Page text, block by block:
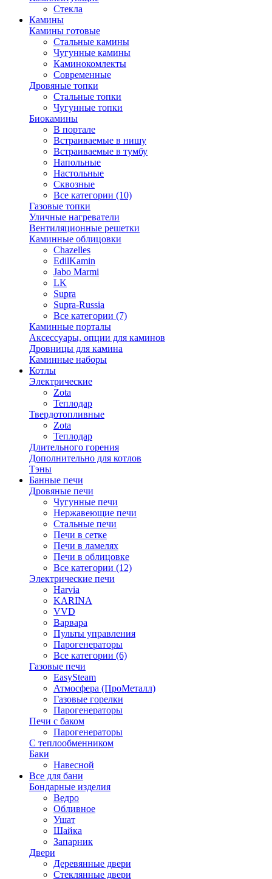
Стекла
Камины
Камины готовые
Стальные камины
Чугунные камины
Каминокомлекты
Современные
Дровяные топки
Стальные топки
Чугунные топки
Биокамины
В портале
Встраиваемые в нишу
Встраиваемые в тумбу
Напольные
Настольные
Сквозные
Все категории (10)
Газовые топки
Уличные нагреватели
Вентиляционные решетки
Каминные облицовки
Chazelles
EdilKamin
Jabo Marmi
LK
Supra
Supra-Russia
Все категории (7)
Каминные порталы
Аксессуары, опции для каминов
Дровницы для камина
Каминные наборы
Котлы
Электрические
Zota
Теплодар
Твердотопливные
Zota
Теплодар
Длительного горения
Дополнительно для котлов
Тэны
Банные печи
Дровяные печи
Чугунные печи
Нержавеющие печи
Стальные печи
Печи в сетке
Печи в ламелях
Печи в облицовке
Все категории (12)
Электрические печи
Harvia
KARINA
VVD
Варвара
Пульты управления
Парогенераторы
Все категории (6)
Газовые печи
EasySteam
Атмосфера (ПроМеталл)
Газовые горелки
Парогенераторы
Печи с баком
Парогенераторы
С теплообменником
Баки
Навесной
Все для бани
Бондарные изделия
Ведро
Обливное
Ушат
Шайка
Запарник
Двери
Деревянные двери
Стеклянные двери